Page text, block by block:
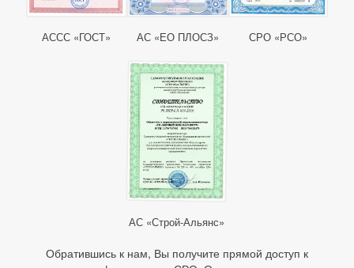
АССС «ГОСТ» АС «ЕО ПЛОСЗ» СРО «РСО»
АС «Строй-Альянс»
Обратившись к нам, Вы получите прямой доступ к